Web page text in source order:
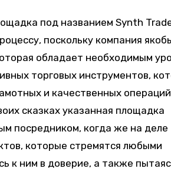
под названием Synth
поскольку компания
обладает необходимым
торговых инструментов,
и качественных
сказках указанная площадка
посредником, когда же на деле
которые стремятся любыми
к ним в доверие, а также